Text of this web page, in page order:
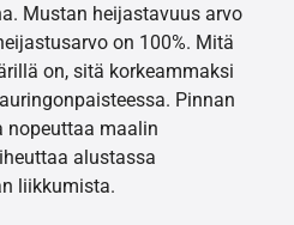
Mustan heijastavuus arvo
on 100%. Mitä
on, sitä korkeammaksi
Pinnan
nopeuttaa maalin
alustassa
liikkumista.